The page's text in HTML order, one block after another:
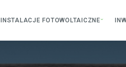
INSTALACJE FOTOWOLTAICZNE